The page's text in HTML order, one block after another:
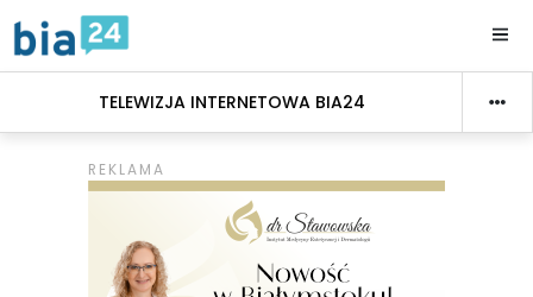
TELEWIZJA INTERNETOWA BIA24